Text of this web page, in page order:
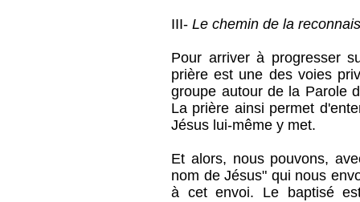
III- Le chemin de la
Pour arriver à progresser
prière est une des voies
groupe autour de la Parole
La prière ainsi permet
Jésus lui-même y met.
Et alors, nous pouvons,
nom de Jésus" qui nous
à cet envoi. Le baptisé